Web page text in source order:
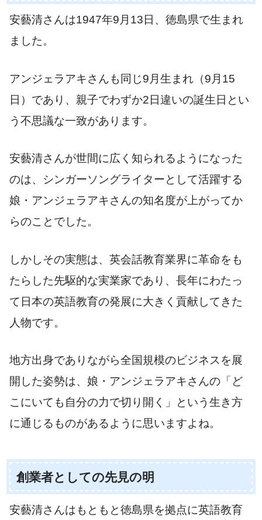
安藝清さんは1947年9月13日、徳島県で生まれ
ました。
アンジェラアキさんも同じ9月生まれ（9月15
日）であり、親子でわずか2日違いの誕生日とい
う不思議な一致があります。
安藝清さんが世間に広く知られるようになった
のは、シンガーソングライターとして活躍する
娘・アンジェラアキさんの知名度が上がってか
らのことでした。
しかしその実態は、英会話教育業界に革命をも
たらした先駆的な実業家であり、長年にわたっ
て日本の英語教育の発展に大きく貢献してきた
人物です。
地方出身でありながら全国規模のビジネスを展
開した姿勢は、娘・アンジェラアキさんの「ど
こにいても自分の力で切り開く」という生き方
に通じるものがあるように思いますよね。
創業者としての先見の明
安藝清さんはもともと徳島県を拠点に英語教育